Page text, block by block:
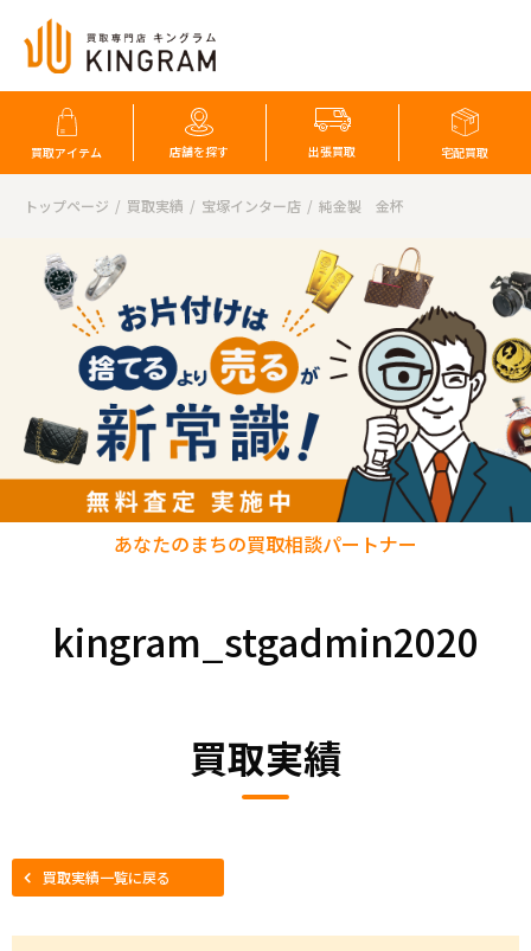
買取アイテム 店舗を探す 出張買取 宅配買取
トップページ 買取実績 宝塚インター店 純金製 金杯
kingram_stgadmin2020
あなたのまちの買取相談パートナー
買取実績
買取実績一覧に戻る